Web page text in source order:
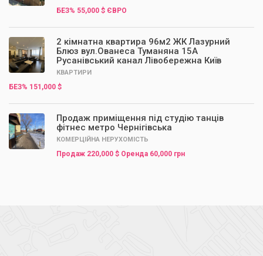
БЕЗ% 55,000 $ ЄВРО
2 кімнатна квартира 96м2 ЖК Лазурний
Блюз вул.Ованеса Туманяна 15А
Русанівський канал Лівобережна Київ
КВАРТИРИ
БЕЗ% 151,000 $
Продаж приміщення під студію танців
фітнес метро Чернігівська
КОМЕРЦІЙНА НЕРУХОМІСТЬ
Продаж 220,000 $ Оренда 60,000 грн